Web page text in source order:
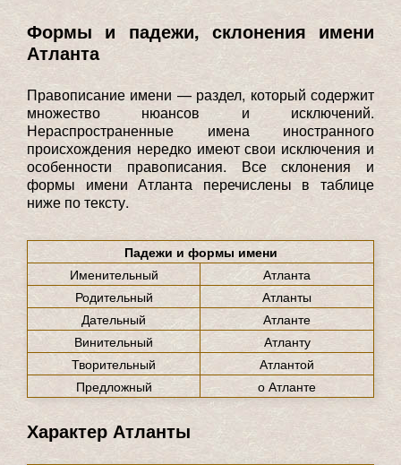
Формы и падежи, склонения имени
Атланта
Правописание имени — раздел, который содержит
множество нюансов и исключений.
Нераспространенные имена иностранного
происхождения нередко имеют свои исключения и
особенности правописания. Все склонения и
формы имени Атланта перечислены в таблице
ниже по тексту.
Падежи и формы имени
Именительный
Атланта
Родительный
Атланты
Дательный
Атланте
Винительный
Атланту
Творительный
Атлантой
Предложный
о Атланте
Характер Атланты